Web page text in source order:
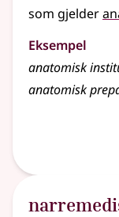
som gjelder
Eksempel
anatomisk
anatomisk